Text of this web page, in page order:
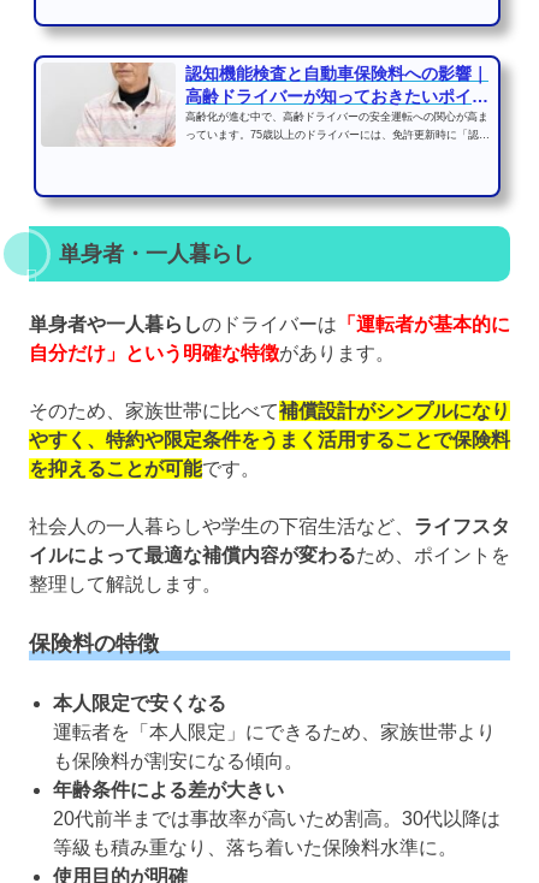
認知機能検査と自動車保険料への影響｜
高齢ドライバーが知っておきたいポイン
ト
高齢化が進む中で、高齢ドライバーの安全運転への関心が高ま
っています。75歳以上のドライバーには、免許更新時に「認知
単身者・一人暮らし
単身者や一人暮らしのドライバーは 「運転者が基本的に
自分だけ」という明確な特徴があります。
そのため、家族世帯に比べて補償設計がシンプルになり
やすく、特約や限定条件をうまく活用することで保険料
を抑えることが可能です。
社会人の一人暮らしや学生の下宿生活など、 ライフスタ
イルによって最適な補償内容が変わるため、ポイントを
整理して解説します。
保険料の特徴
本人限定で安くなる
運転者を「本人限定」にできるため、家族世帯より
も保険料が割安になる傾向。
年齢条件による差が大きい
20代前半までは事故率が高いため割高。30代以降は
等級も積み重なり、落ち着いた保険料水準に。
使用目的が明確